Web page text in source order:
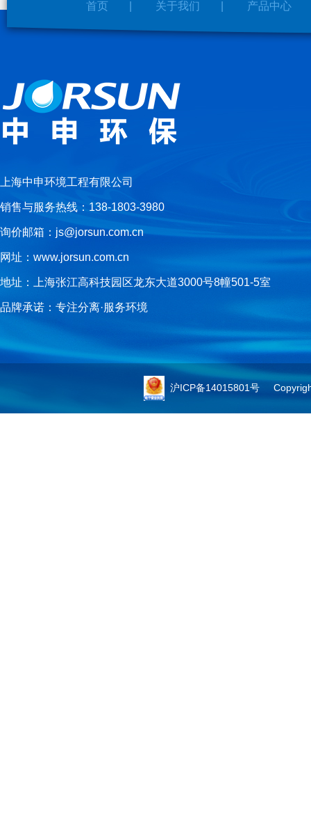
首页 关于我们 产品中心
上海中申环境工程有限公司
销售与服务热线：138-1803-3980
询价邮箱：js@jorsun.com.cn
网址：www.jorsun.com.cn
地址：上海张江高科技园区龙东大道3000号8幢501-5室
品牌承诺：专注分离·服务环境
沪ICP备14015801号Copyright